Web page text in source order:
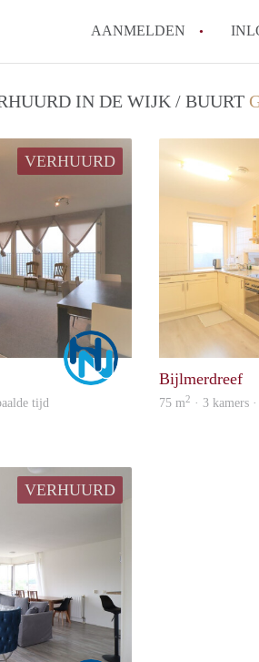
AANMELDEN
IN DE WIJK / BUURT
VERHUURD
tijd
Bijlmerdreef
75 m2 · 3 kamers
VERHUURD